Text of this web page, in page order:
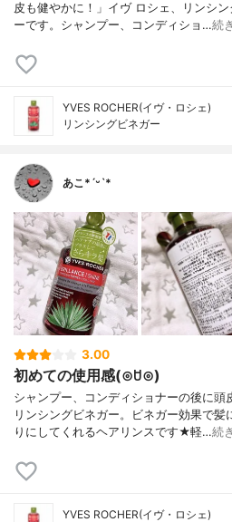
皮も健やかに！」イヴ ロシェ、リンシ
ーです。シャンプー、コンディショ…続
YVES ROCHER(イヴ・ロシェ)
リンシングビネガー
あこ*ˊᵕˋ*
3.00
初めての使用感(⊙ꇴ⊙)
シャンプー、コンディショナーの後に頭
リンシングビネガー。ビネガー効果で
りにしてくれるヘアリンスです★軽…続
YVES ROCHER(イヴ・ロシェ)